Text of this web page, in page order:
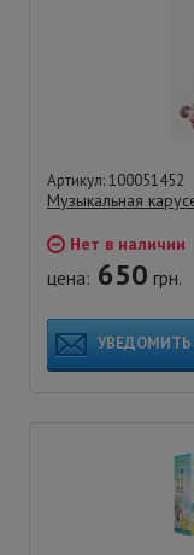
Артикул: 100051452
Музыкальная
Нет в наличии
цена: 650 грн.